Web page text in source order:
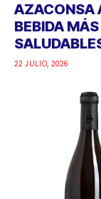
AZACONSA
BEBIDA
22 JULIO, 2026